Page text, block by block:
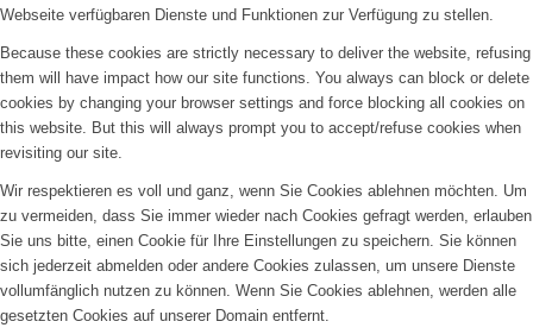
Webseite verfügbaren Dienste und Funktionen zur Verfügung zu stellen.
Because these cookies are strictly necessary to deliver the website, refusing
them will have impact how our site functions. You always can block or delete
cookies by changing your browser settings and force blocking all cookies on
this website. But this will always prompt you to accept/refuse cookies when
revisiting our site.
Wir respektieren es voll und ganz, wenn Sie Cookies ablehnen möchten. Um
zu vermeiden, dass Sie immer wieder nach Cookies gefragt werden, erlauben
Sie uns bitte, einen Cookie für Ihre Einstellungen zu speichern. Sie können
sich jederzeit abmelden oder andere Cookies zulassen, um unsere Dienste
vollumfänglich nutzen zu können. Wenn Sie Cookies ablehnen, werden alle
gesetzten Cookies auf unserer Domain entfernt.